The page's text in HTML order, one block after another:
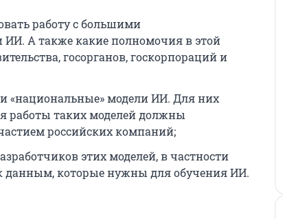
работу с большими
А также какие полномочия в этой
госорганов, госкорпораций и
«национальные» модели ИИ. Для них
работы таких моделей должны
российских компаний;
этих моделей, в частности
данным, которые нужны для обучения ИИ.